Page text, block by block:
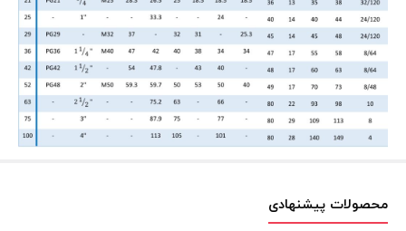
محصولات پیشنهادی